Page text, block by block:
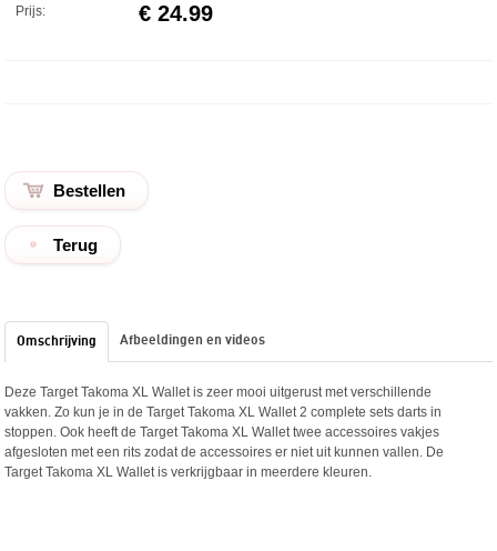
Prijs: € 24.99
Terug
Omschrijving Afbeeldingen en videos
Deze Target Takoma XL Wallet is zeer mooi uitgerust met verschillende
vakken. Zo kun je in de Target Takoma XL Wallet 2 complete sets darts in
stoppen. Ook heeft de Target Takoma XL Wallet twee accessoires vakjes
afgesloten met een rits zodat de accessoires er niet uit kunnen vallen. De
Target Takoma XL Wallet is verkrijgbaar in meerdere kleuren.